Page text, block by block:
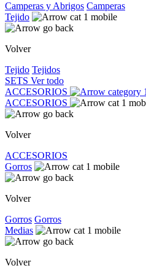
Camperas y Abrigos Camperas
Tejido
Volver
Tejido Tejidos
SETS Ver todo
ACCESORIOS
ACCESORIOS
Volver
ACCESORIOS
Gorros
Volver
Gorros Gorros
Medias
Volver